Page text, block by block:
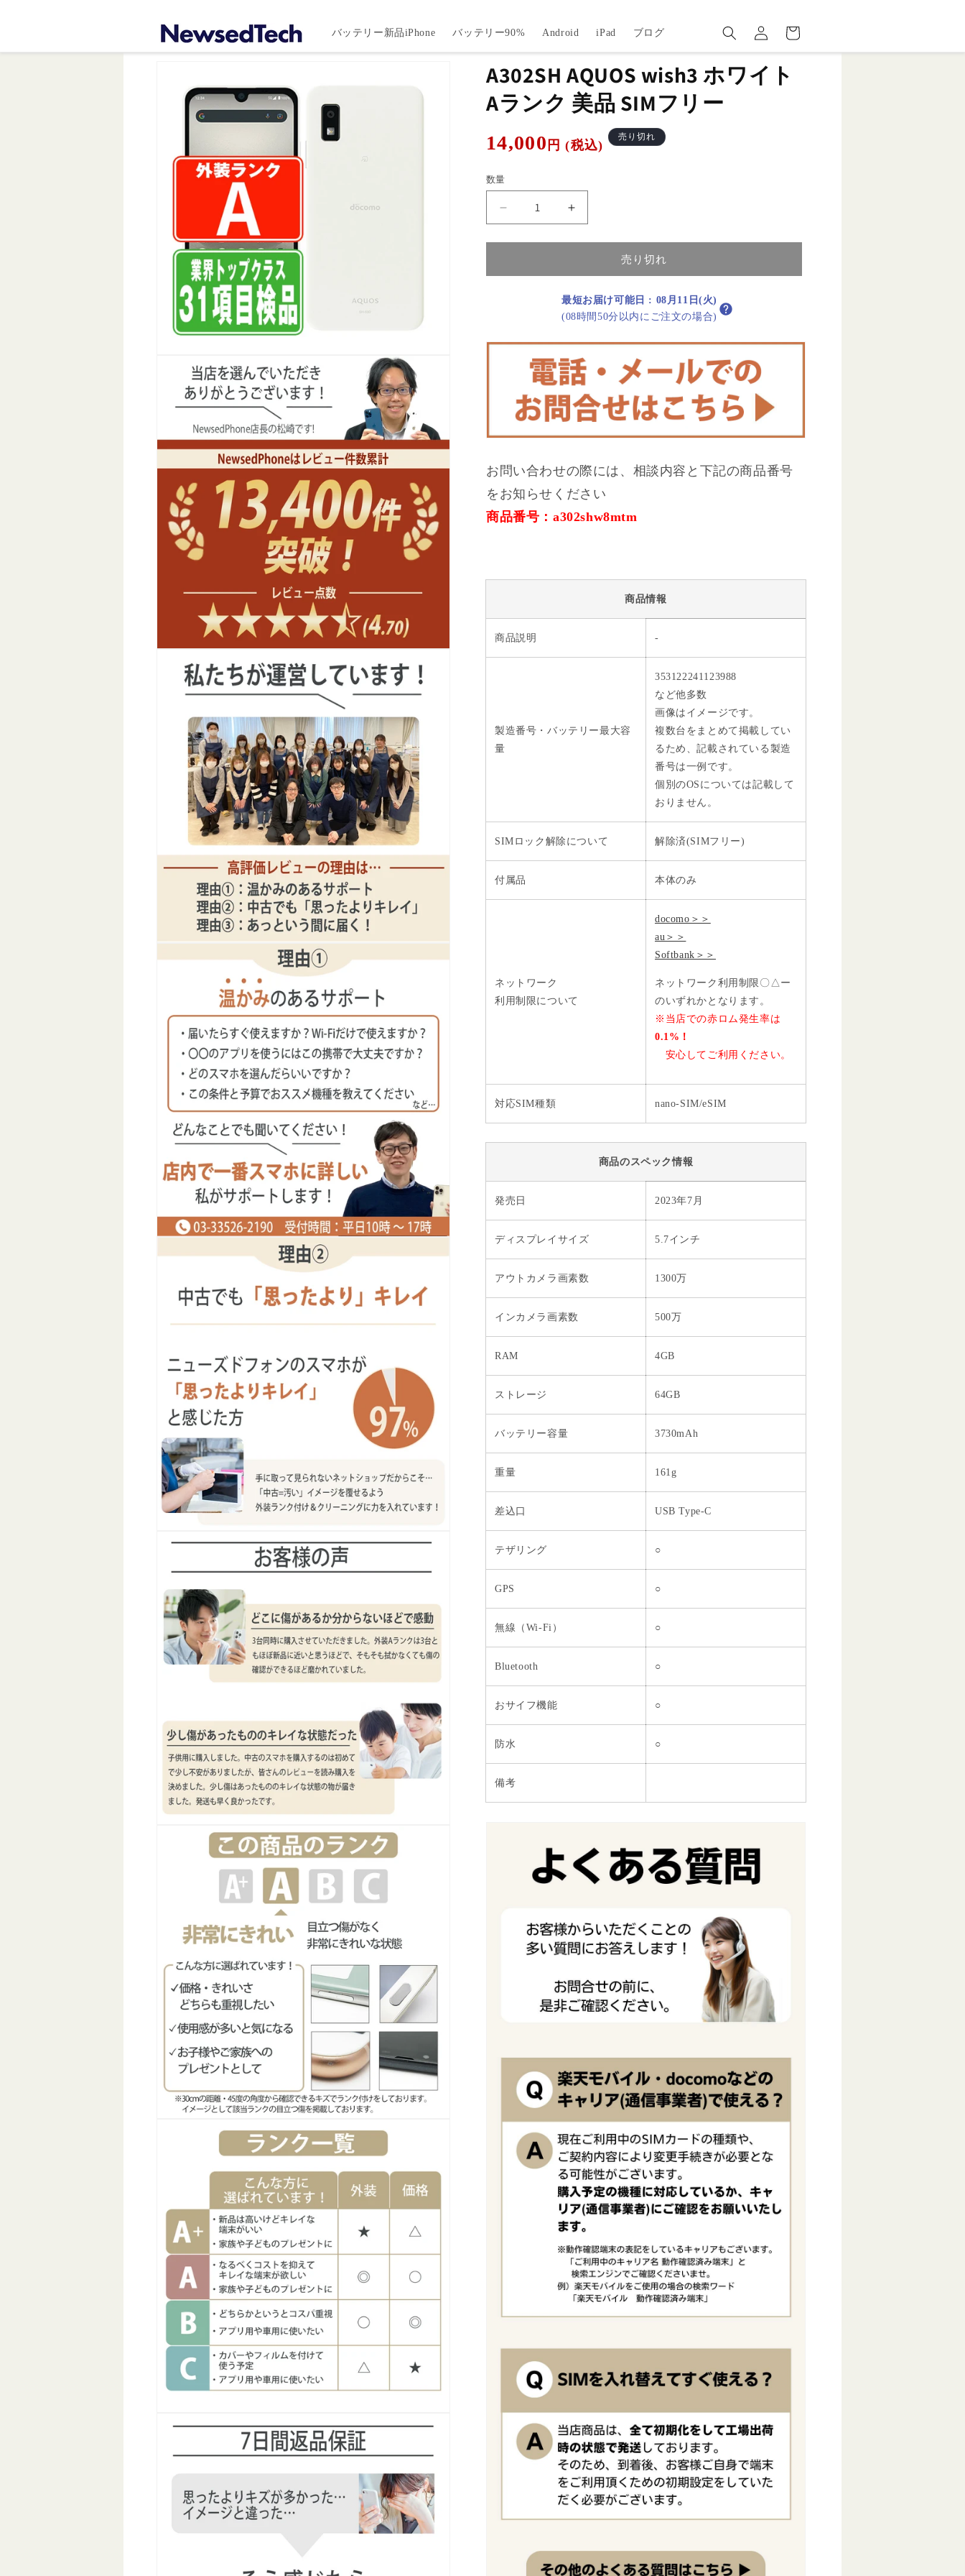
バッテリー新品iPhone バッテリー90% Android iPad ブログ
グ
イ
ー
ト
キップ
A302SH AQUOS wish3 ホワイト
Aランク 美品 SIMフリー
通
価
格
14,000 円 (税込)
売り切れ
数量
A302SH
AQUOS
wish3
ワ
ラ
リ
ー
の
数
ら
A302SH
AQUOS
wish3
ワ
イ
ト
ラ
ン
ク
美
品
リ
ー
の
数
や
売り切れ
最短お届け可能日 : 08月11日(火)
(08時間50分以内にご注文の場合)
お問い合わせの際には、相談内容と下記の商品番号
をお知らせください
商品番号：a302shw8mtm
商品情報
商品説明 -
製造番号・バッテリー最大容
量
353122241123988
など他多数
画像はイメージです。
複数台をまとめて掲載してい
るため、記載されている製造
番号は一例です。
個別のOSについては記載して
おりません。
SIMロック解除について 解除済(SIMフリー)
付属品 本体のみ
ネットワーク
利用制限について
docomo＞＞
au＞＞
Softbank＞＞
ネットワーク利用制限〇△ー
のいずれかとなります。
※当店での赤ロム発生率は
0.1%！
安心してご利用ください。
対応SIM種類 nano-SIM/eSIM
商品のスペック情報
発売日 2023年7月
ディスプレイサイズ 5.7インチ
アウトカメラ画素数 1300万
インカメラ画素数 500万
RAM 4GB
ストレージ 64GB
バッテリー容量 3730mAh
重量 161g
差込口 USB Type-C
テザリング ○
GPS ○
無線（Wi-Fi） ○
Bluetooth ○
おサイフ機能 ○
防水 ○
備考